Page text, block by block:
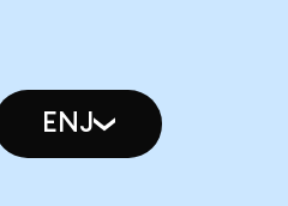
ENJ